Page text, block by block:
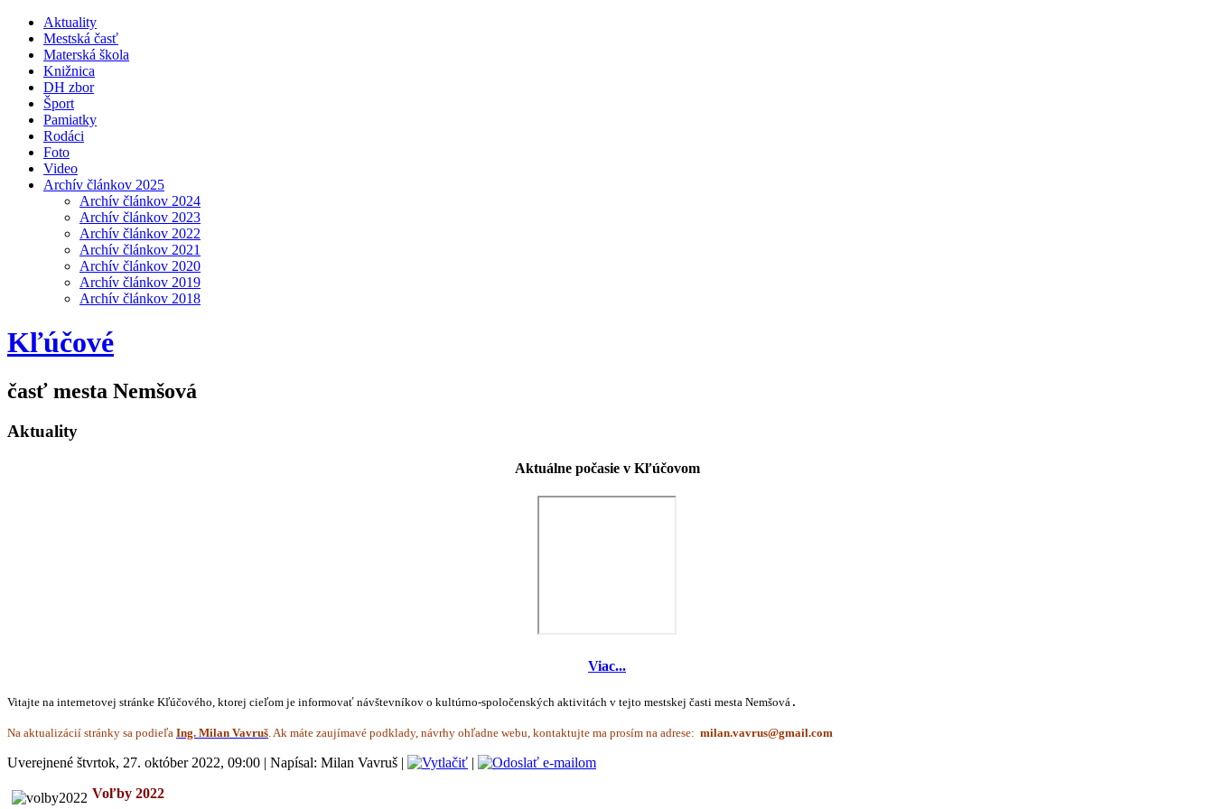
Aktuality
Mestská časť
Materská škola
Knižnica
DH zbor
Šport
Pamiatky
Rodáci
Foto
Video
Archív článkov 2025
Archív článkov 2024
Archív článkov 2023
Archív článkov 2022
Archív článkov 2021
Archív článkov 2020
Archív článkov 2019
Archív článkov 2018
Kľúčové
časť mesta Nemšová
Aktuality
Aktuálne počasie v Kľúčovom
Viac...
Vitajte na internetovej stránke Kľúčového, ktorej cieľom je informovať návštevníkov o kultúrno-spoločenských aktivitách v tejto mestskej časti mesta Nemšová .
Na aktualizácií stránky sa podieľa Ing. Milan Vavruš . Ak máte zaujímavé podklady, návrhy ohľadne webu, kontaktujte ma prosím na adrese:
Uverejnené štvrtok, 27. október 2022, 09:00 | Napísal: Milan Vavruš |
|
Voľby 2022